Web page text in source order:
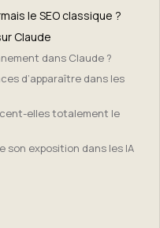
le SEO classique ?
Claude
dans Claude ?
d’apparaître dans les
elles totalement le
son exposition dans les IA